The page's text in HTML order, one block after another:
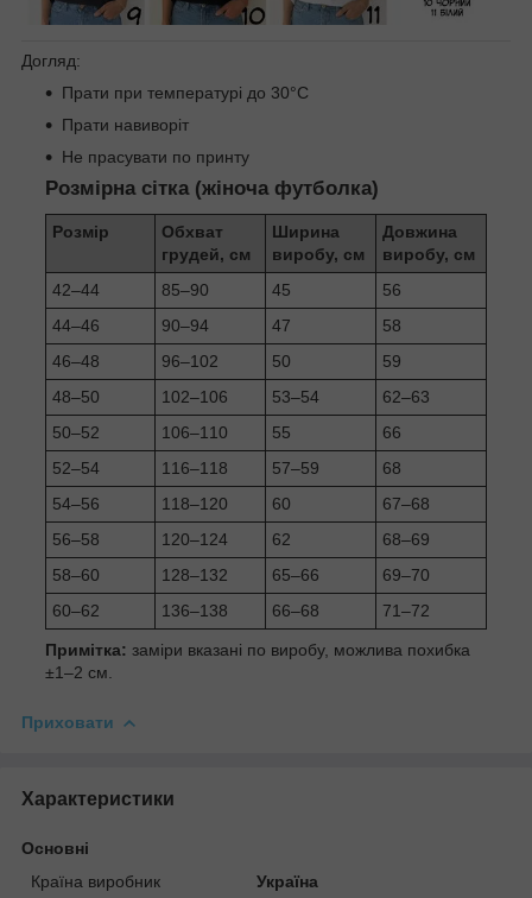
Догляд:
Прати при температурі до 30°C
Прати навиворіт
Не прасувати по принту
Розмірна сітка (жіноча футболка)
Розмір
Обхват
грудей, см
Ширина
виробу, см
Довжина
виробу, см
42–44
85–90 45
56
44–46
90–94 47
58
46–48
96–102 50
59
48–50
102–106 53–54
62–63
50–52
106–110 55
66
52–54
116–118 57–59
68
54–56
118–120 60
67–68
56–58
120–124 62
68–69
58–60
128–132 65–66
69–70
60–62
136–138 66–68 71–72
Примітка: заміри вказані по виробу, можлива похибка
±1–2 см.
Приховати
Характеристики
Основні
Країна виробник
Україна